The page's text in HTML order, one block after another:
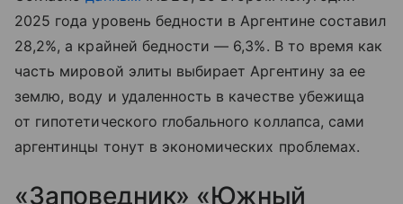
2025 года уровень бедности в Аргентине составил
28,2%, а крайней бедности — 6,3%. В то время как
часть мировой элиты выбирает Аргентину за ее
землю, воду и удаленность в качестве убежища
от гипотетического глобального коллапса, сами
аргентинцы тонут в экономических проблемах.
«Заповедник» «Южный